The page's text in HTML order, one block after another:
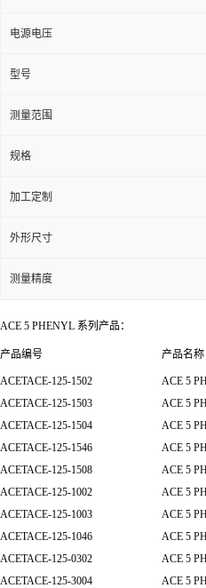
电源电压
型号
测量范围
规格
加工定制
外形尺寸
测量精度
ACE 5 PHENYL 系列产品：
产品编号 产品名称
ACETACE-125-1502 ACE 5
ACETACE-125-1503
ACE 5
ACETACE-125-1504
ACE 5
ACETACE-125-1546
ACE 5
ACETACE-125-1508
ACE 5
ACETACE-125-1002
ACE 5
ACETACE-125-1003
ACE 5
ACETACE-125-1046
ACE 5
ACETACE-125-0302
ACE 5
ACETACE-125-3004
ACE 5